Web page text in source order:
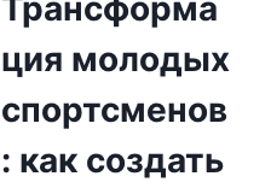
Трансформа
ция молодых
спортсменов
: как создать